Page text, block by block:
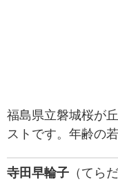
福島県立磐城桜が
ストです。年齢の
寺田早輪子 （てら